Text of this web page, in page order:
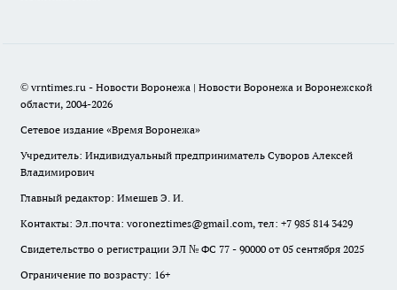
© vrntimes.ru - Новости Воронежа | Новости Воронежа и Воронежской
области, 2004-2026
Сетевое издание «Время Воронежа»
Учредитель: Индивидуальный предприниматель Суворов Алексей
Владимирович
Главный редактор: Имешев Э. И.
Контакты: Эл.почта: voroneztimes@gmail.com, тел: +7 985 814 3429
Свидетельство о регистрации ЭЛ № ФС 77 - 90000 от 05 сентября 2025
Ограничение по возрасту: 16+